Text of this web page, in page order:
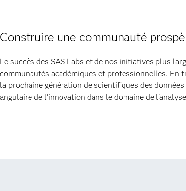
Construire une communauté
Le succès des SAS Labs et de nos initiatives plus
communautés académiques et professionnelles. En
la prochaine génération de scientifiques des
angulaire de l'innovation dans le domaine de